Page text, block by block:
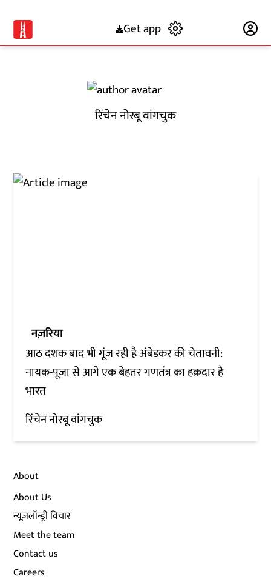
Get app
रिंचेन नोरबू वांगचुक
नज़रिया
आठ दशक बाद भी गूंज रही है अंबेडकर की चेतावनी:
नायक-पूजा से आगे एक बेहतर गणतंत्र का हक़दार है
भारत
रिंचेन नोरबू वांगचुक
About
About Us
न्यूज़लॉन्ड्री विचार
Meet the team
Contact us
Careers